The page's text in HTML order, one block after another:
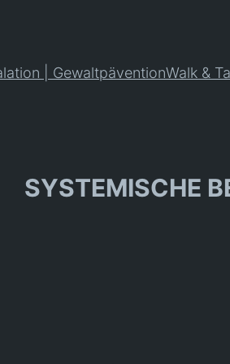
| GewaltpäventionWalk &
SYSTEMISCHE